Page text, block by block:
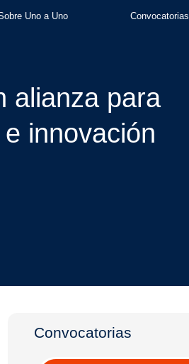
Uno a Uno Convocatorias
alianza para
innovación
Convocatorias